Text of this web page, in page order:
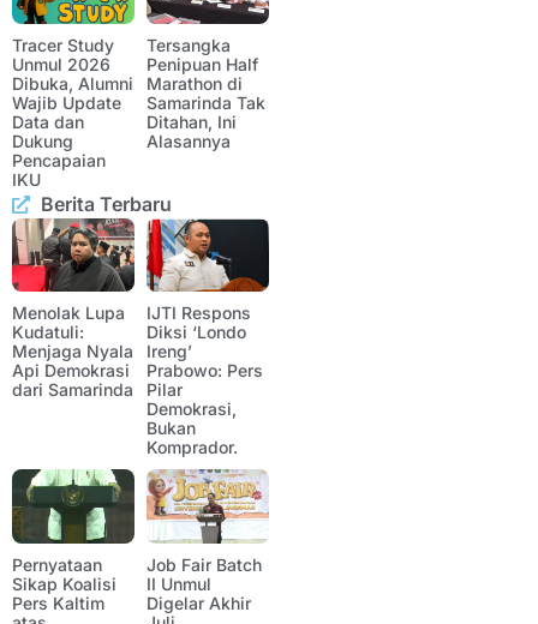
Tracer Study
Unmul 2026
Dibuka, Alumni
Wajib Update
Data dan
Dukung
Pencapaian
IKU
Tersangka
Penipuan Half
Marathon di
Samarinda Tak
Ditahan, Ini
Alasannya
Berita Terbaru
Menolak Lupa
Kudatuli:
Menjaga Nyala
Api Demokrasi
dari Samarinda
IJTI Respons
Diksi ‘Londo
Ireng’
Prabowo: Pers
Pilar
Demokrasi,
Bukan
Komprador.
Pernyataan
Sikap Koalisi
Pers Kaltim
Job Fair Batch
II Unmul
Digelar Akhir